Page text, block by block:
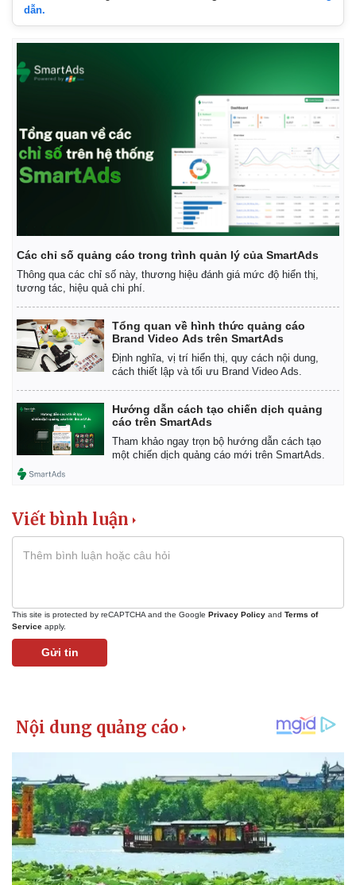
Tin nóng
dẫn.
Các chỉ số quảng cáo trong trình quản lý của SmartAds
Thông qua các chỉ số này, thương hiệu đánh giá mức độ hiển thị,
tương tác, hiệu quả chi phí.
Tổng quan về hình thức quảng cáo
Brand Video Ads trên SmartAds
Định nghĩa, vị trí hiển thị, quy cách nội dung,
cách thiết lập và tối ưu Brand Video Ads.
Hướng dẫn cách tạo chiến dịch quảng
cáo trên SmartAds
Tham khảo ngay trọn bộ hướng dẫn cách tạo
một chiến dịch quảng cáo mới trên SmartAds.
Viết bình luận
This site is protected by reCAPTCHA and the Google Privacy Policy and Terms of
Service apply.
Gửi tin